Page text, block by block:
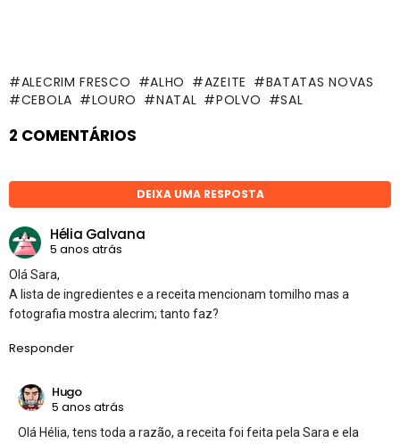
ALECRIM FRESCO ALHO AZEITE
BATATAS NOVAS
CEBOLA
LOURO NATAL POLVO SAL
2 COMENTÁRIOS
DEIXA UMA RESPOSTA
Hélia Galvana
5 anos atrás
Olá Sara,
A lista de ingredientes e a receita mencionam tomilho mas a
fotografia mostra alecrim; tanto faz?
Responder
Hugo
5 anos atrás
Olá Hélia, tens toda a razão, a receita foi feita pela Sara e ela